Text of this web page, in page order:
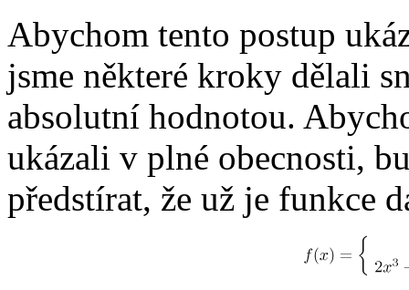
Abychom tento postup
jsme některé kroky dělali
absolutní hodnotou.
ukázali v plné obecnosti,
předstírat, že už je funkce